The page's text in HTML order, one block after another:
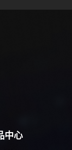
中心